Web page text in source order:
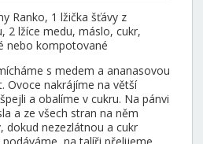
Ranko, 1 lžička šťávy z
2 lžíce medu, máslo, cukr,
nebo kompotované
s medem a ananasovou
Ovoce nakrájíme na větší
a obalíme v cukru. Na pánvi
a ze všech stran na něm
dokud nezezlátnou a cukr